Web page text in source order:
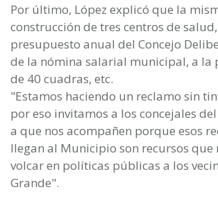
Por último, López explicó que la
construcción de tres centros de
presupuesto anual del Concejo
de la nómina salarial municipal, a la
de 40 cuadras, etc.
"Estamos haciendo un reclamo sin
por eso invitamos a los concejales del
a que nos acompañen porque esos
llegan al Municipio son recursos que
volcar en políticas públicas a los
Grande".